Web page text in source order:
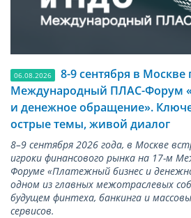
06.08.2026
8-9 сентября в Москве
Международный ПЛАС-Форум
и денежное обращение».
острые темы, живой диалог
8–9 сентября 2026 года, в Москве
игроки финансового рынка на 17-м
Форуме «Платежный бизнес и
одном из главных межотраслевых
будущем финтеха, банкинга и
сервисов.